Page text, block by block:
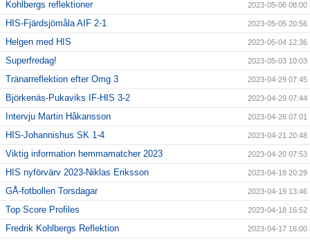
Kohlbergs reflektioner 2023-05-06 08:00
HIS-Fjärdsjömåla AIF 2-1 2023-05-05 20:56
Helgen med HIS 2023-05-04 12:36
Superfredag! 2023-05-03 10:03
Tränarreflektion efter Omg 3 2023-04-29 07:45
Björkenäs-Pukaviks IF-HIS 3-2 2023-04-29 07:44
Intervju Martin Håkansson 2023-04-26 07:01
HIS-Johannishus SK 1-4 2023-04-21 20:48
Viktig information hemmamatcher 2023 2023-04-20 07:53
HIS nyförvärv 2023-Niklas Eriksson 2023-04-19 20:29
GÅ-fotbollen Torsdagar 2023-04-19 13:46
Top Score Profiles 2023-04-18 16:52
Fredrik Kohlbergs Reflektion 2023-04-17 16:00